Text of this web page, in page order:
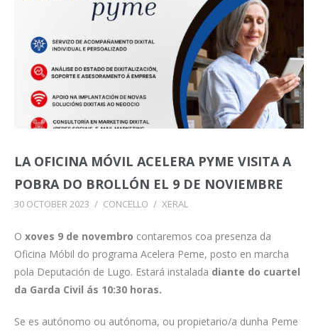
LA OFICINA MÓVIL ACELERA PYME VISITA A
POBRA DO BROLLÓN EL 9 DE NOVIEMBRE
30 OCTOBER 2023 / CONCELLO / XERAL
O xoves 9 de novembro contaremos coa presenza da
Oficina Móbil do programa Acelera Peme, posto en marcha
pola Deputación de Lugo. Estará instalada diante do cuartel
da Garda Civil ás 10:30 horas.
Se es autónomo ou autónoma, ou propietario/a dunha Peme